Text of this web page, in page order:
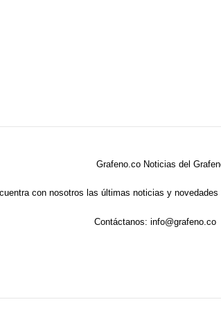
con nosotros las últimas noticias y novedades
Contáctanos: info@grafeno.co